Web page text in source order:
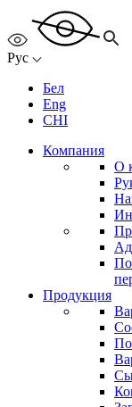
Рус
Бел
Eng
CHI
Компания
О
Продукция